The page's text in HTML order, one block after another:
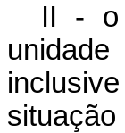
II - o
situação